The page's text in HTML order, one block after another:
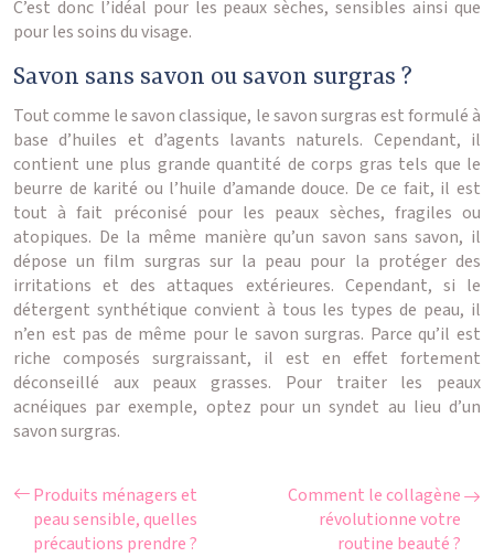
C’est donc l’idéal pour les peaux sèches, sensibles ainsi que
pour les soins du visage.
Savon sans savon ou savon surgras ?
Tout comme le savon classique, le savon surgras est formulé à
base d’huiles et d’agents lavants naturels. Cependant, il
contient une plus grande quantité de corps gras tels que le
beurre de karité ou l’huile d’amande douce. De ce fait, il est
tout à fait préconisé pour les peaux sèches, fragiles ou
atopiques. De la même manière qu’un savon sans savon, il
dépose un film surgras sur la peau pour la protéger des
irritations et des attaques extérieures. Cependant, si le
détergent synthétique convient à tous les types de peau, il
n’en est pas de même pour le savon surgras. Parce qu’il est
riche composés surgraissant, il est en effet fortement
déconseillé aux peaux grasses. Pour traiter les peaux
acnéiques par exemple, optez pour un syndet au lieu d’un
savon surgras.
Produits ménagers et
peau sensible, quelles
précautions prendre ?
Comment le collagène
révolutionne votre
routine beauté ?